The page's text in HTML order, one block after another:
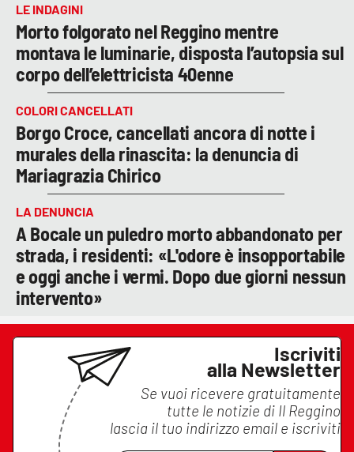
LE INDAGINI
Morto folgorato nel Reggino mentre
montava le luminarie, disposta l’autopsia sul
corpo dell’elettricista 40enne
COLORI CANCELLATI
Borgo Croce, cancellati ancora di notte i
murales della rinascita: la denuncia di
Mariagrazia Chirico
LA DENUNCIA
A Bocale un puledro morto abbandonato per
strada, i residenti: «L'odore è insopportabile
e oggi anche i vermi. Dopo due giorni nessun
intervento»
Iscriviti
alla Newsletter
Se vuoi ricevere gratuitamente
tutte le notizie di Il Reggino
lascia il tuo indirizzo email e iscriviti